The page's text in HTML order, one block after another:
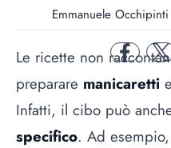
Emmanuele Occhipinti
facebook
Le ricette non
preparare manicaretti e
Infatti, il cibo può
specifico. Ad